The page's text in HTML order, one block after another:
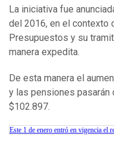
La iniciativa fue
del 2016, en el contexto
Presupuestos y su
manera expedita.
De esta manera el
y las pensiones
$102.897.
Este 1 de enero entró en vigencia el